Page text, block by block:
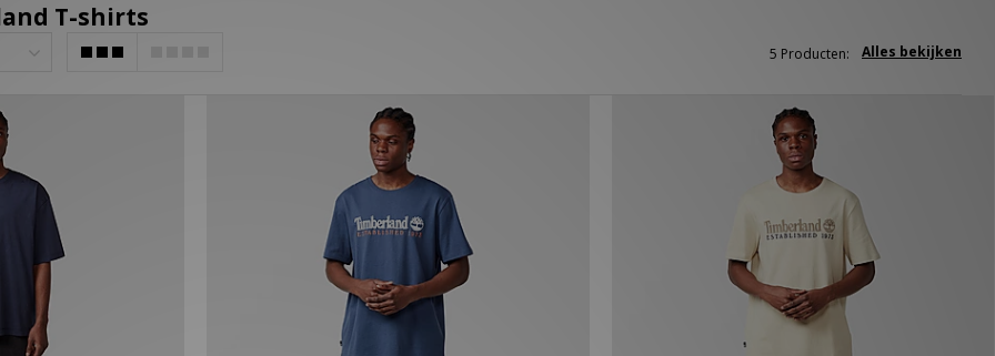
T-shirts
Alles bekijken
5 Producten: